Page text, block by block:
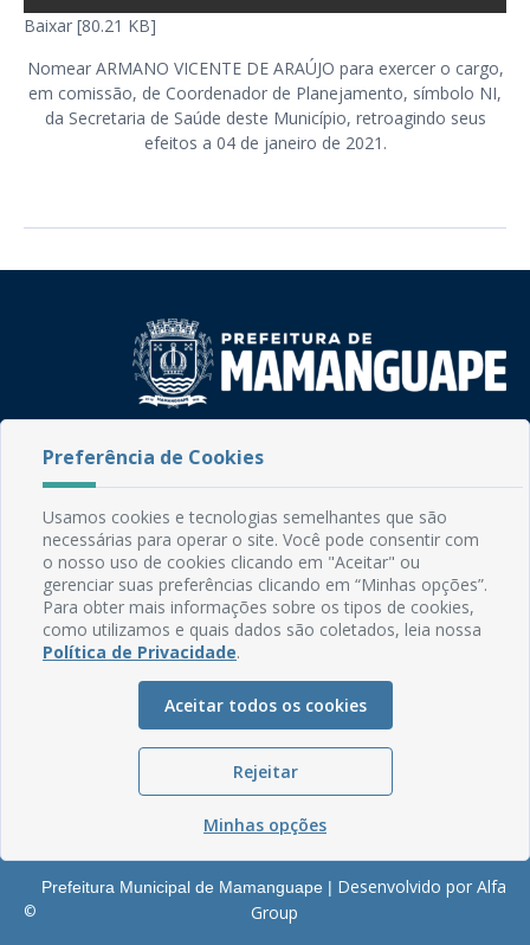
Baixar [80.21 KB]
Nomear ARMANO VICENTE DE ARAÚJO para exercer o cargo,
em comissão, de Coordenador de Planejamento, símbolo NI,
da Secretaria de Saúde deste Município, retroagindo seus
efeitos a 04 de janeiro de 2021.
CEP: 58.280-000 - Mamanguape/PB
Email: comunicacao@mamanguape.pb.gov.br
Expediente: Segunda à Sexta, das 08h às 13h
Mapa do Site
Perguntas frequentes
Glossário
Serviços Internos
©
Prefeitura Municipal de Mamanguape | Desenvolvido por Alfa
Group
Preferência de Cookies
Usamos cookies e tecnologias semelhantes que são
necessárias para operar o site. Você pode consentir com
o nosso uso de cookies clicando em "Aceitar" ou
gerenciar suas preferências clicando em “Minhas opções”.
Para obter mais informações sobre os tipos de cookies,
como utilizamos e quais dados são coletados, leia nossa
Política de Privacidade.
Aceitar todos os cookies
Rejeitar
Minhas opções